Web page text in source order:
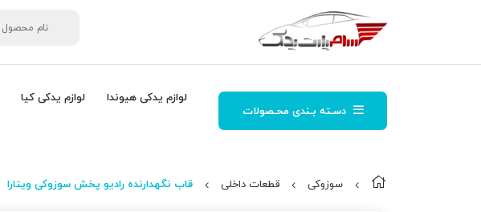
دسـته بـندی محـصولات
لوازم یدکی هیوندا لوازم یدکی کیا
سوزوکی قطعات داخلی قاب نگهدارنده رادیو پخش سوزوکی ویتارا